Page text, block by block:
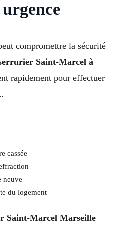
compromettre la sécurité
Saint-Marcel à
rapidement pour effectuer
cassée
neuve
du logement
Saint-Marcel Marseille